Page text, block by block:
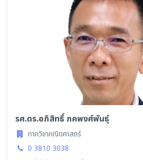
รศ.ดร.อภิสิทธิ์ ภคพงศ์พันธุ์
ภาควิชาคณิตศาสตร์
0 3810 3038